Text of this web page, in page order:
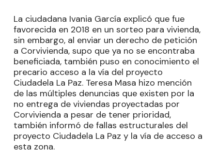
La ciudadana Ivania García explicó que fue
favorecida en 2018 en un sorteo para vivienda,
sin embargo, al enviar un derecho de petición
a Corvivienda, supo que ya no se encontraba
beneficiada, también puso en conocimiento el
precario acceso a la vía del proyecto
Ciudadela La Paz. Teresa Masa hizo mención
de las múltiples denuncias que existen por la
no entrega de viviendas proyectadas por
Corvivienda a pesar de tener prioridad,
también informó de fallas estructurales del
proyecto Ciudadela La Paz y la vía de acceso a
esta zona.